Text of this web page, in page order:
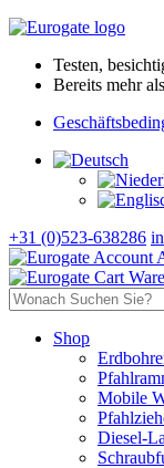
Testen,
Bereits mehr
+31 (0)523-638286
Shop
Mobile
Diesel-